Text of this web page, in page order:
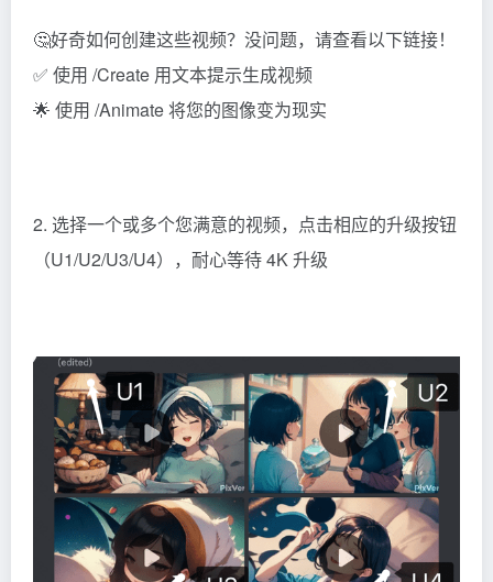
🤔️好奇如何创建这些视频？没问题，请查看以下链接！
✅ 使用 /Create 用文本提示生成视频
🌟 使用 /Animate 将您的图像变为现实
2. 选择一个或多个您满意的视频，点击相应的升级按钮
（U1/U2/U3/U4），耐心等待 4K 升级